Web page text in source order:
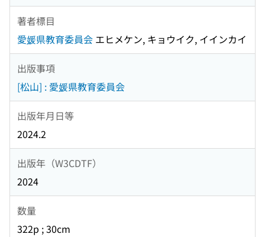
著者標目
愛媛県教育委員会 エヒメケン, キョウイク, イインカイ
出版事項
[松山] : 愛媛県教育委員会
出版年月日等
2024.2
出版年（W3CDTF）
2024
数量
322p ; 30cm